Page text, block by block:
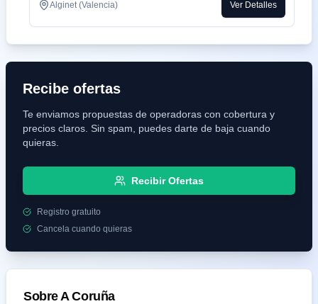
Alginet (Valencia) Ver Detalles
Recibe ofertas
Te enviamos propuestas de operadoras con cobertura y
precios claros. Sin spam, puedes darte de baja cuando
quieras.
Recibir Ofertas
Registro gratuito
Cancela cuando quieras
SobreA Coruña